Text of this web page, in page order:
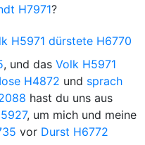
H7971?
H5971 dürstete H6770
, und das Volk H5971
H4872 und sprach
hast du uns aus
, um mich und meine
vor Durst H6772